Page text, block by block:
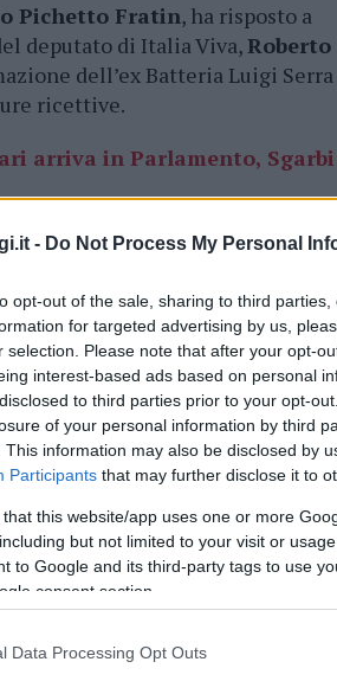
- Do Not Process My Personal
opt-out of the sale, sharing to third
for targeted advertising by us,
selection. Please note that after your opt-
interest-based ads based on personal
to third parties prior to your opt-
of your personal information by third
This information may also be disclosed by
Participants that may further disclose it to
that this website/app uses one or more
but not limited to your visit or
to Google and its third-party tags to use
consent section.
Data Processing Opt Outs
Pichetto Fratin, ha risposto a
deputato di Italia Viva,
dell’ex Batteria Luigi Serra
ricettive.
arriva in Parlamento, Sgarbi:
di unaValutazione di
considerando l’impatto
Il progetto, parte
di fari e stazioni semaforiche
New fari srl.
a Capo Figari, già a quota
chenon sono state
né richieste di verifica di
speciale. Il comitato
di Golfo Aranci, ha espresso